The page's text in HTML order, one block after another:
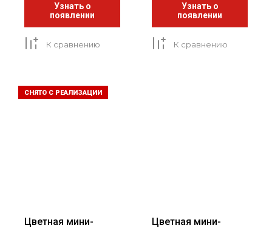
Узнать о
появлении
К сравнению
Узнать о
появлении
К сравнению
СНЯТО С РЕАЛИЗАЦИИ
Цветная мини-
Цветная мини-